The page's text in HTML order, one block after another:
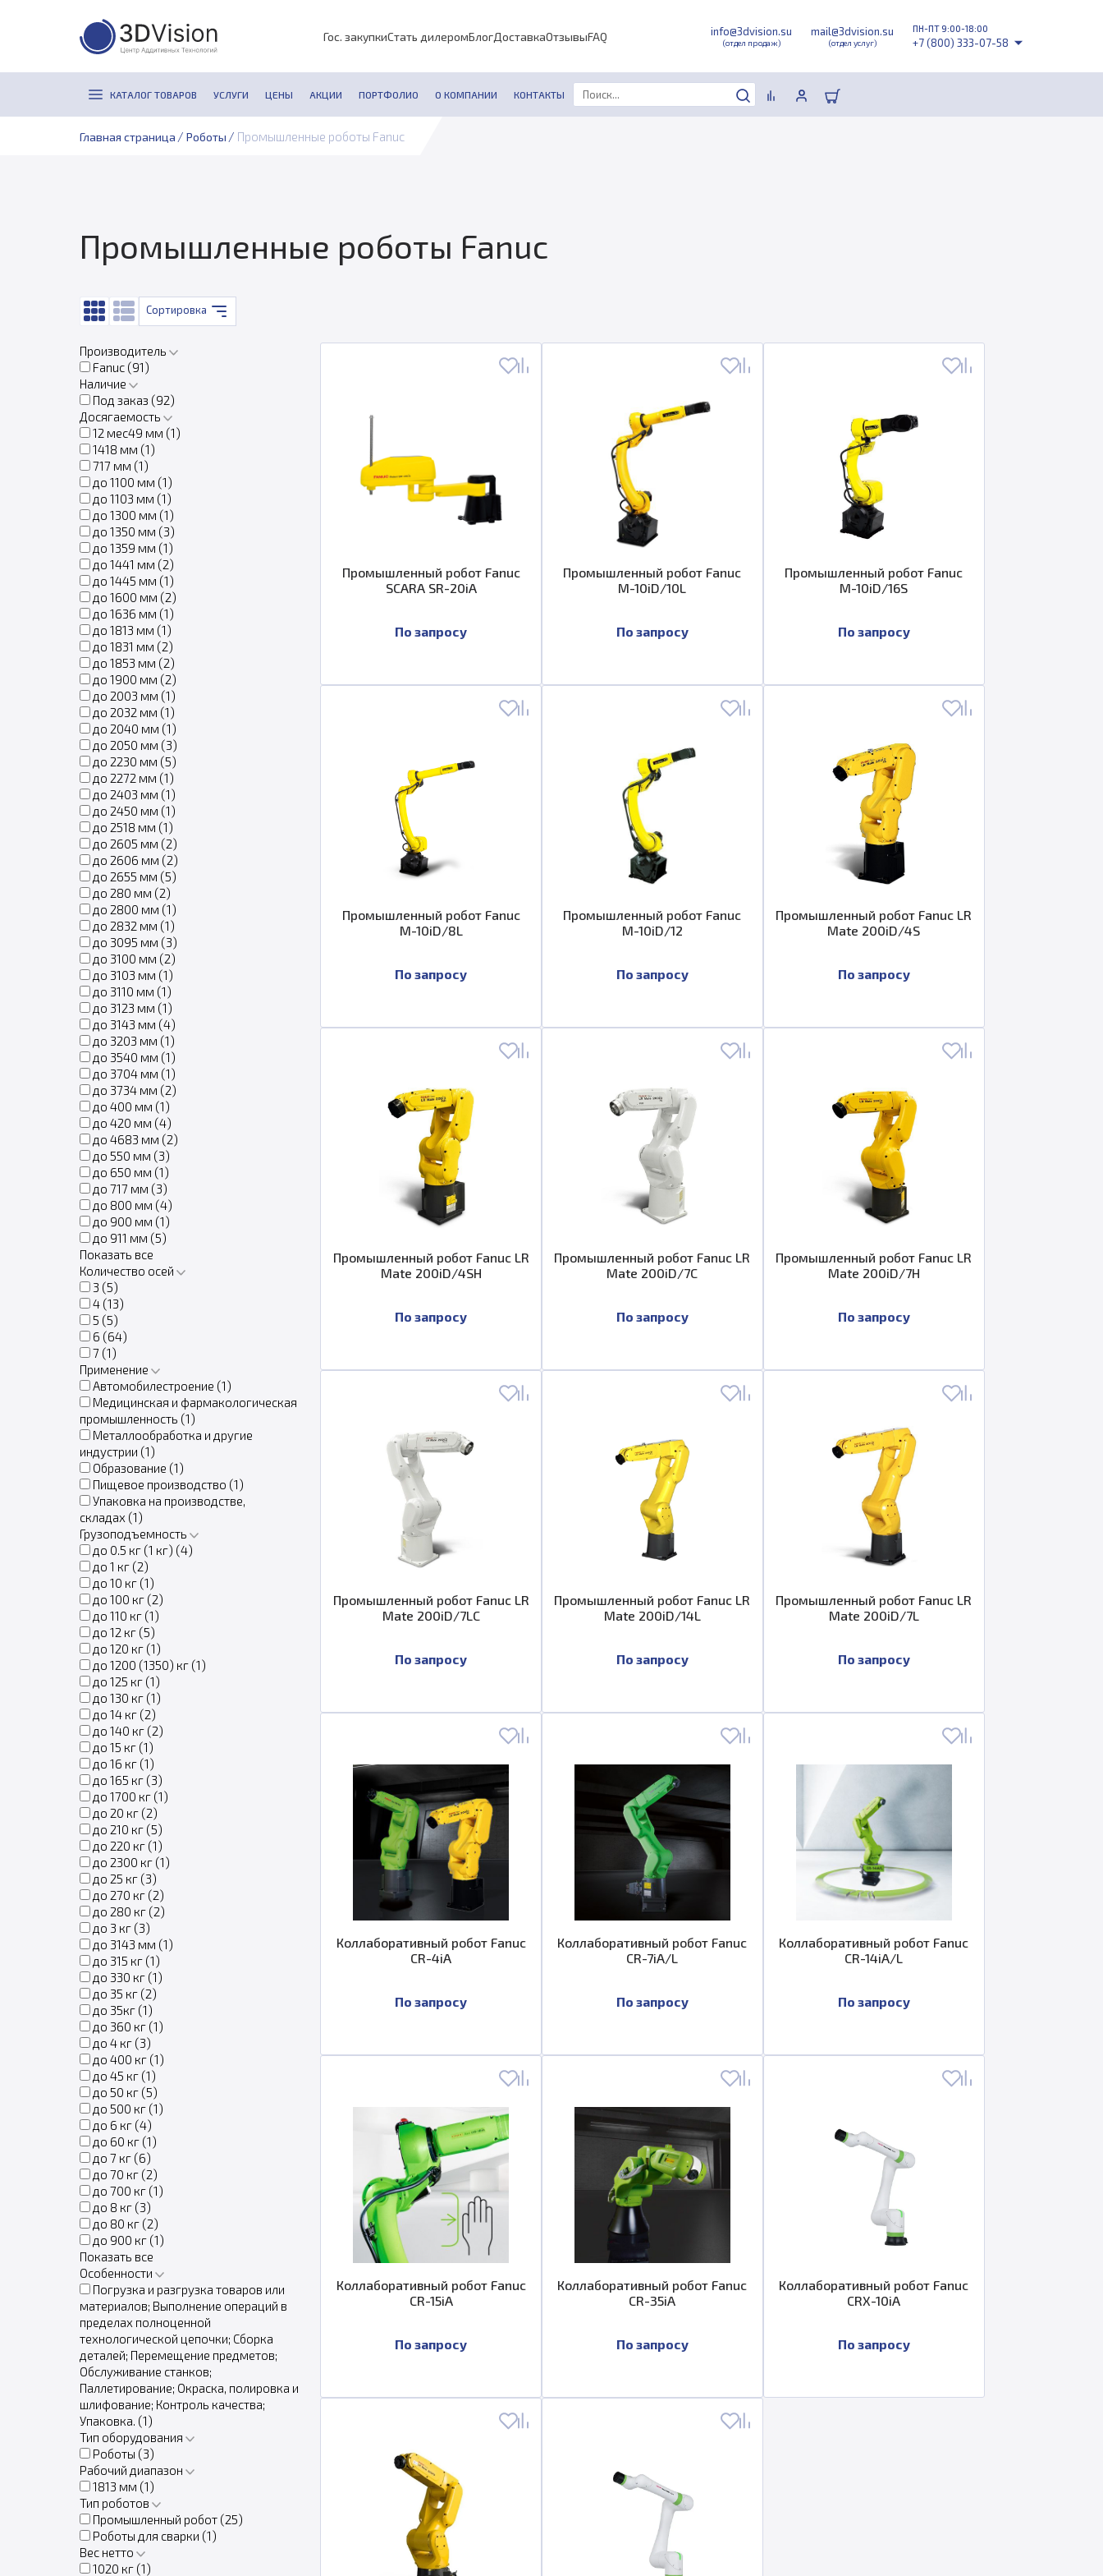
Гос. закупкиСтать дилеромБлогДоставкаОтзывыFAQ info@3dvision.su
(отдел продаж)
mail@3dvision.su
(отдел услуг)
ПН-ПТ 9:00-18:00
+7 (800) 333-07-58
КАТАЛОГ ТОВАРОВ УСЛУГИ ЦЕНЫ АКЦИИ ПОРТФОЛИО О КОМПАНИИ КОНТАКТЫ
Главная страница / Роботы / Промышленные роботы Fanuc
Промышленные роботы Fanuc
Сортировка
Производитель
Fanuc (91)
Наличие
Под заказ (92)
Досягаемость
12 мес49 мм (1)
1418 мм (1)
717 мм (1)
до 1100 мм (1)
до 1103 мм (1)
до 1300 мм (1)
до 1350 мм (3)
до 1359 мм (1)
до 1441 мм (2)
до 1445 мм (1)
до 1600 мм (2)
до 1636 мм (1)
до 1813 мм (1)
до 1831 мм (2)
до 1853 мм (2)
до 1900 мм (2)
до 2003 мм (1)
до 2032 мм (1)
до 2040 мм (1)
до 2050 мм (3)
до 2230 мм (5)
до 2272 мм (1)
до 2403 мм (1)
до 2450 мм (1)
до 2518 мм (1)
до 2605 мм (2)
до 2606 мм (2)
до 2655 мм (5)
до 280 мм (2)
до 2800 мм (1)
до 2832 мм (1)
до 3095 мм (3)
до 3100 мм (2)
до 3103 мм (1)
до 3110 мм (1)
до 3123 мм (1)
до 3143 мм (4)
до 3203 мм (1)
до 3540 мм (1)
до 3704 мм (1)
до 3734 мм (2)
до 400 мм (1)
до 420 мм (4)
до 4683 мм (2)
до 550 мм (3)
до 650 мм (1)
до 717 мм (3)
до 800 мм (4)
до 900 мм (1)
до 911 мм (5)
Показать все
Количество осей
3 (5)
4 (13)
5 (5)
6 (64)
7 (1)
Применение
Автомобилестроение (1)
Медицинская и фармакологическая
промышленность (1)
Металлообработка и другие
индустрии (1)
Образование (1)
Пищевое производство (1)
Упаковка на производстве,
складах (1)
Грузоподъемность
до 0.5 кг (1 кг) (4)
до 1 кг (2)
до 10 кг (1)
до 100 кг (2)
до 110 кг (1)
до 12 кг (5)
до 120 кг (1)
до 1200 (1350) кг (1)
до 125 кг (1)
до 130 кг (1)
до 14 кг (2)
до 140 кг (2)
до 15 кг (1)
до 16 кг (1)
до 165 кг (3)
до 1700 кг (1)
до 20 кг (2)
до 210 кг (5)
до 220 кг (1)
до 2300 кг (1)
до 25 кг (3)
до 270 кг (2)
до 280 кг (2)
до 3 кг (3)
до 3143 мм (1)
до 315 кг (1)
до 330 кг (1)
до 35 кг (2)
до 35кг (1)
до 360 кг (1)
до 4 кг (3)
до 400 кг (1)
до 45 кг (1)
до 50 кг (5)
до 500 кг (1)
до 6 кг (4)
до 60 кг (1)
до 7 кг (6)
до 70 кг (2)
до 700 кг (1)
до 8 кг (3)
до 80 кг (2)
до 900 кг (1)
Показать все
Особенности
Погрузка и разгрузка товаров или
материалов; Выполнение операций в
пределах полноценной
технологической цепочки; Сборка
деталей; Перемещение предметов;
Обслуживание станков;
Паллетирование; Окраска, полировка и
шлифование; Контроль качества;
Упаковка. (1)
Тип оборудования
Роботы (3)
Рабочий диапазон
1813 мм (1)
Тип роботов
Промышленный робот (25)
Роботы для сварки (1)
Вес нетто
1020 кг (1)
Промышленный робот Fanuc
SCARA SR-20iA
По запросу
Промышленный робот Fanuc
M-10iD/10L
По запросу
Промышленный робот Fanuc
M-10iD/16S
По запросу
Промышленный робот Fanuc
M-10iD/8L
По запросу
Промышленный робот Fanuc
M-10iD/12
По запросу
Промышленный робот Fanuc LR
Mate 200iD/4S
По запросу
Промышленный робот Fanuc LR
Mate 200iD/4SH
По запросу
Промышленный робот Fanuc LR
Mate 200iD/7C
По запросу
Промышленный робот Fanuc LR
Mate 200iD/7H
По запросу
Промышленный робот Fanuc LR
Mate 200iD/7LC
По запросу
Промышленный робот Fanuc LR
Mate 200iD/14L
По запросу
Промышленный робот Fanuc LR
Mate 200iD/7L
По запросу
Коллаборативный робот Fanuc
CR-4iA
По запросу
Коллаборативный робот Fanuc
CR-7iA/L
По запросу
Коллаборативный робот Fanuc
CR-14iA/L
По запросу
Коллаборативный робот Fanuc
CR-15iA
По запросу
Коллаборативный робот Fanuc
CR-35iA
По запросу
Коллаборативный робот Fanuc
CRX-10iA
По запросу